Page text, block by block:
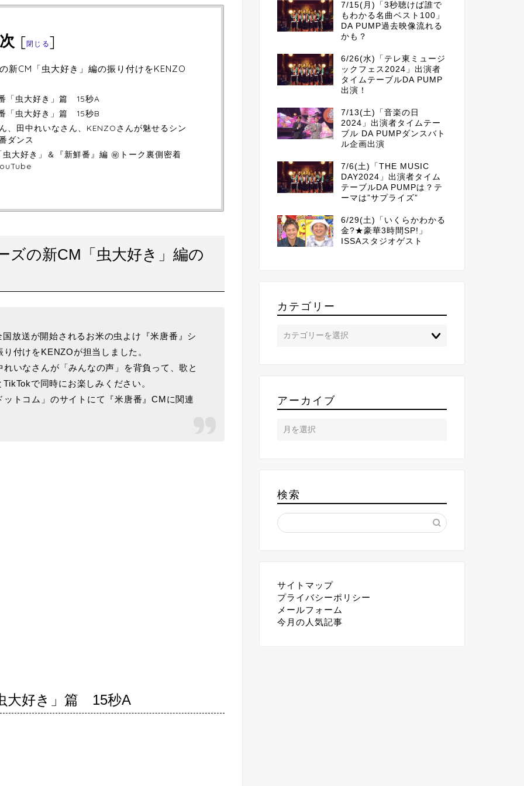
[閉じる]
新CM「虫大好き」編の振り付けをKENZO
「虫大好き」篇 15秒A
「虫大好き」篇 15秒B
、田中れいなさん、KENZOさんが魅せるシン
ダンス
大好き」＆『新鮮番』編 ㊙トーク裏側密着
ズの新CM「虫大好き」編の
放送が開始されるお米の虫よけ『米唐番』シ
付けをKENZOが担当しました。
いなさんが「みんなの声」を背負って、歌と
で同時にお楽しみください。
トコム」のサイトにて『米唐番』CMに関連
大好き」篇 15秒A
7/15(月)「3秒聴けば誰で
もわかる名曲ベスト100」
DA PUMP過去映像流れる
かも？
6/26(水)「テレ東ミュージ
ックフェス2024」出演者
タイムテーブルDA PUMP
出演！
7/13(土)「音楽の日
2024」出演者タイムテー
ブル DA PUMPダンスバト
ル企画出演
7/6(土)「THE MUSIC
DAY2024」出演者タイム
テーブルDA PUMPは？テ
ーマは”サプライズ”
6/29(土)「いくらかわかる
金?★豪華3時間SP!」
ISSAスタジオゲスト
カテゴリー
アーカイブ
検索
サイトマップ
プライバシーポリシー
メールフォーム
今月の人気記事